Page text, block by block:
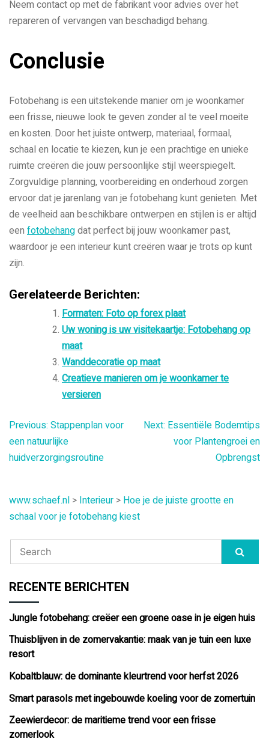
Neem contact op met de fabrikant voor advies over het
repareren of vervangen van beschadigd behang.
Conclusie
Fotobehang is een uitstekende manier om je woonkamer
een frisse, nieuwe look te geven zonder al te veel moeite
en kosten. Door het juiste ontwerp, materiaal, formaal,
schaal en locatie te kiezen, kun je een prachtige en unieke
ruimte creëren die jouw persoonlijke stijl weerspiegelt.
Zorgvuldige planning, voorbereiding en onderhoud zorgen
ervoor dat je jarenlang van je fotobehang kunt genieten. Met
de veelheid aan beschikbare ontwerpen en stijlen is er altijd
een fotobehangdat perfect bij jouw woonkamer past,
waardoor je een interieur kunt creëren waar je trots op kunt
zijn.
Gerelateerde Berichten:
Formaten: Foto op forex plaat
Uw woning is uw visitekaartje: Fotobehang op
maat
Wanddecoratie op maat
Creatieve manieren om je woonkamer te
versieren
Bericht
navigatie
Previous: Stappenplan voor
een natuurlijke
huidverzorgingsroutine
Next: Essentiële Bodemtips
voor Plantengroei en
Opbrengst
www.schaef.nl > Interieur > Hoe je de juiste grootte en
schaal voor je fotobehang kiest
RECENTE BERICHTEN
Jungle fotobehang: creëer een groene oase in je eigen huis
Thuisblijven in de zomervakantie: maak van je tuin een luxe
resort
Kobaltblauw: de dominante kleurtrend voor herfst 2026
Smart parasols met ingebouwde koeling voor de zomertuin
Zeewierdecor: de maritieme trend voor een frisse
zomerlook